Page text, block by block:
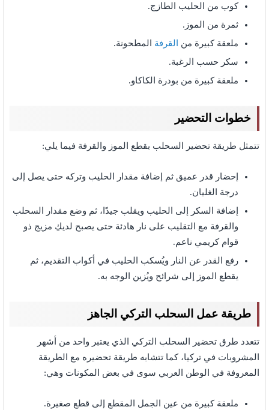
كوب من الحليب الطازج.
ثمرة من الموز.
ملعقة كبيرة من
القرفة المطحونة.
سكر حسب الرغبة.
ملعقة كبيرة من بودرة الكاكاو.
خطوات التحضير
تتمثل طريقة تحضير السحلب بقطع الموز والقرفة فيما يلي:
إحضار قدر عميق ثم إضافة مقدار الحليب وتركه حتى يصل إلى
درجة الغليان.
إضافة السكر إلى الحليب ويقلب جيدًا، ثم وضع مقدار السحلب
والقرفة مع التقليب على نار هادئة حتى يصبح لديكِ مزيج ذو
قوام كريمي ناعم.
رفع القدر عن النار ويُسكب الحليب في أكواب التقديم، ثم
يقطع الموز إلى شرائح ويُزين الوجه به.
طريقة عمل السحلب التركي الجاهز
تتعدد طرق تحضير السحلب التركي الذي يعتبر واحد من أشهر
المشروبات في تركيا، كما تتشابه طريقة تحضيره مع الطريقة
المعروفة في الوطن العربي سوى في بعض المكونات وهي:
ملعقة كبيرة من عين الجمل المقطع إلى قطع صغيرة.